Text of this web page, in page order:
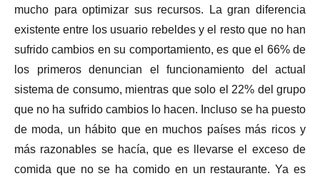
mucho para optimizar sus recursos. La gran diferencia
existente entre los usuario rebeldes y el resto que no han
sufrido cambios en su comportamiento, es que el 66% de
los primeros denuncian el funcionamiento del actual
sistema de consumo, mientras que solo el 22% del grupo
que no ha sufrido cambios lo hacen. Incluso se ha puesto
de moda, un hábito que en muchos países más ricos y
más razonables se hacía, que es llevarse el exceso de
comida que no se ha comido en un restaurante. Ya es